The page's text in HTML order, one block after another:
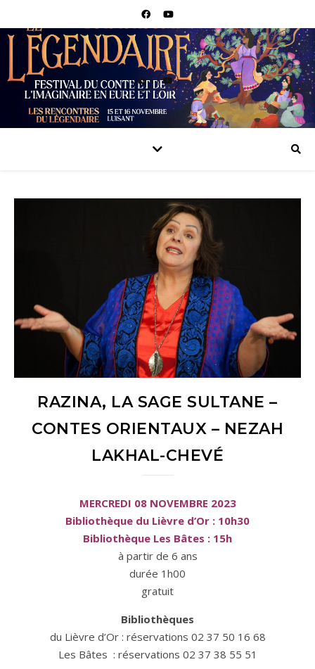
RAZINA, LA SAGE SULTANE –
CONTES ORIENTAUX – NEZAH
LAKHAL-CHEVÉ
MERCREDI 08 NOVEMBRE 2023
Bibliothèque du Lièvre d’Or : 10h30
Bibliothèque Les Bâtes : 15h
à partir de 6 ans
durée 1h00
gratuit
Bibliothèques
du Lièvre d’Or : réservations 02 37 50 16 68
Les Bâtes : réservations 02 37 38 55 51